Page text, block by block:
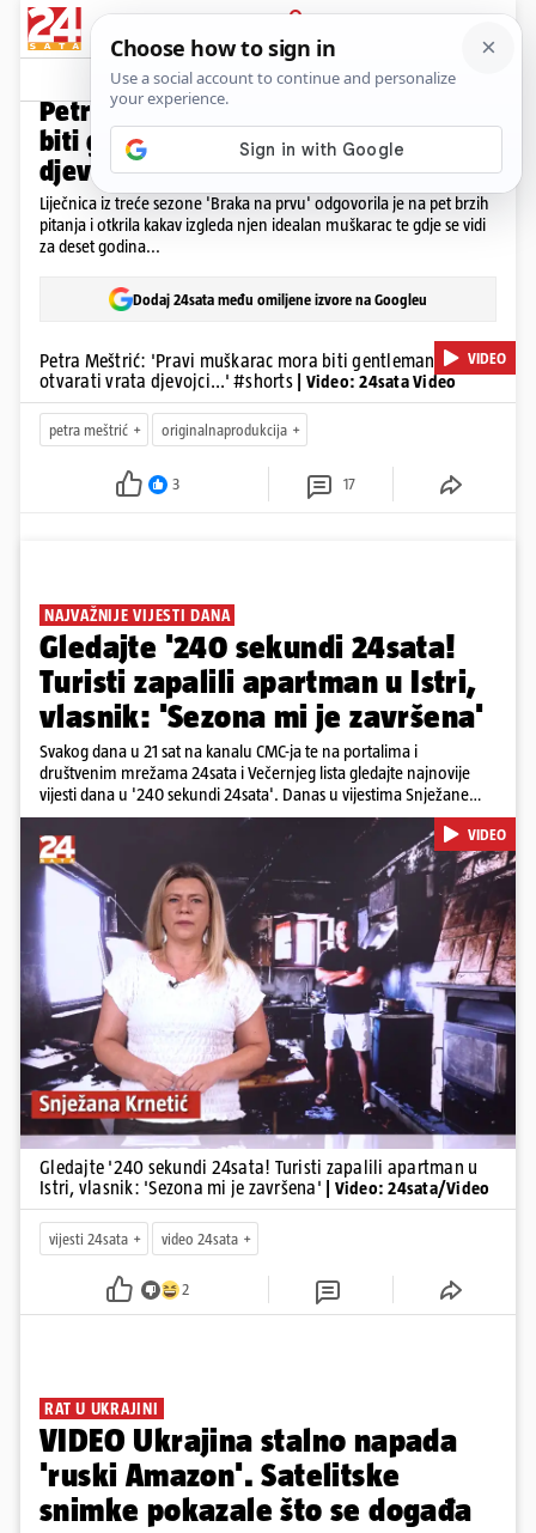
PRIJAVA
Video Komentari
5 BRZIH PITANJA
Petra Meštrić: 'Pravi muškarac mora
biti gentleman, otvarati vrata
djevojci...'
Liječnica iz treće sezone 'Braka na prvu' odgovorila je na pet brzih
pitanja i otkrila kakav izgleda njen idealan muškarac te gdje se vidi
za deset godina...
Dodaj 24sata među omiljene izvore na Googleu
VIDEO
Petra Meštrić: 'Pravi muškarac mora biti gentleman,
otvarati vrata djevojci...' #shorts
| Video: 24sata Video
petra meštrić originalnaprodukcija
3 17
NAJVAŽNIJE VIJESTI DANA
Gledajte '240 sekundi 24sata!
Turisti zapalili apartman u Istri,
vlasnik: 'Sezona mi je završena'
Svakog dana u 21 sat na kanalu CMC-ja te na portalima i
društvenim mrežama 24sata i Večernjeg lista gledajte najnovije
vijesti dana u '240 sekundi 24sata'. Danas u vijestima Snježane
Krnetić: Turisti uništili apartman u Istri, 125 milijuna eura mogla bi
stajati sanacija otpada u Gospiću, u Osijeku pretukli nogometnog
suca, od utorka nove cijene goriva, rastu mirovine za 200 tisuća
branitelja...
Pokretanje videa...
VIDEO
Gledajte '240 sekundi 24sata! Turisti zapalili apartman u
Istri, vlasnik: 'Sezona mi je završena'
| Video: 24sata/Video
vijesti 24sata video 24sata
2
RAT U UKRAJINI
VIDEO Ukrajina stalno napada
'ruski Amazon'. Satelitske
snimke pokazale što se događa